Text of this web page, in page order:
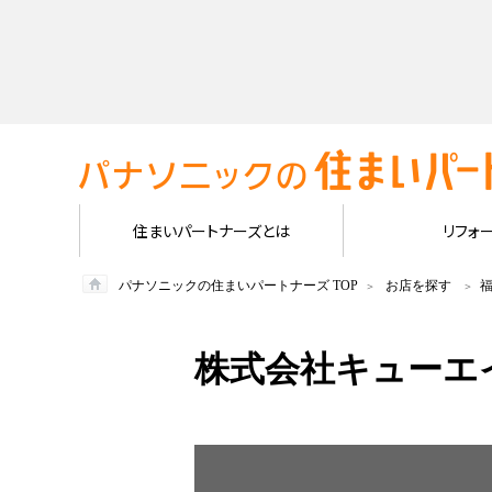
住まいパートナーズとは リフォ
パナソニックの住まいパートナーズ TOP お店を探す
株式会社キューエ